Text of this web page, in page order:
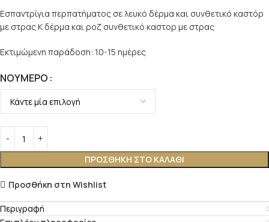
Εσπαντρίγια περπατήματος σε λευκό δέρμα και συνθετικό καστόρ
με στρας K δέρμα και ροζ συνθετικό καστορ με στρας
Εκτιμώμενη παράδοση: 10-15 ημέρες
ΝΟΎΜΕΡΟ
ΠΡΟΣΘΉΚΗ ΣΤΟ ΚΑΛΆΘΙ
Προσθήκη στη Wishlist
Περιγραφή